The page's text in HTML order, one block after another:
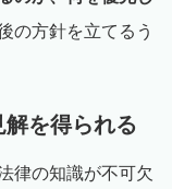
の方針を立てるう
を得られる
律の知識が不可欠